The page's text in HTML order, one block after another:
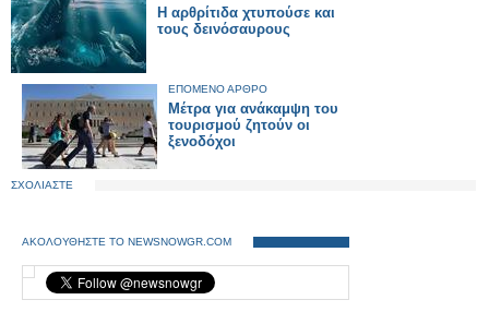
Η αρθρίτιδα χτυπούσε και
τους δεινόσαυρους
ΕΠΟΜΕΝΟ ΑΡΘΡΟ
Μέτρα για ανάκαμψη του
τουρισμού ζητούν οι
ξενοδόχοι
ΣΧΟΛΙΑΣΤΕ
ΑΚΟΛΟΥΘΗΣΤΕ ΤΟ NEWSNOWGR.COM